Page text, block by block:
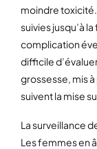
moindre
suivies jusqu’à
complication
difficile
grossesse, mis
suivent la mise
La surveillance
Les femmes en